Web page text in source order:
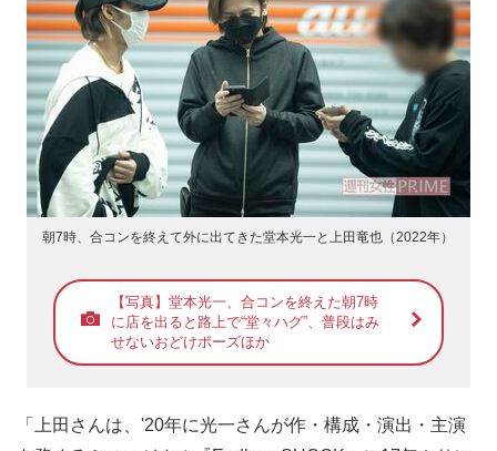
朝7時、合コンを終えて外に出てきた堂本光一と上田竜也（2022年）
【写真】堂本光一、合コンを終えた朝7時
に店を出ると路上で“堂々ハグ”、普段はみ
せないおどけポーズほか
「上田さんは、'20年に光一さんが作・構成・演出・主演